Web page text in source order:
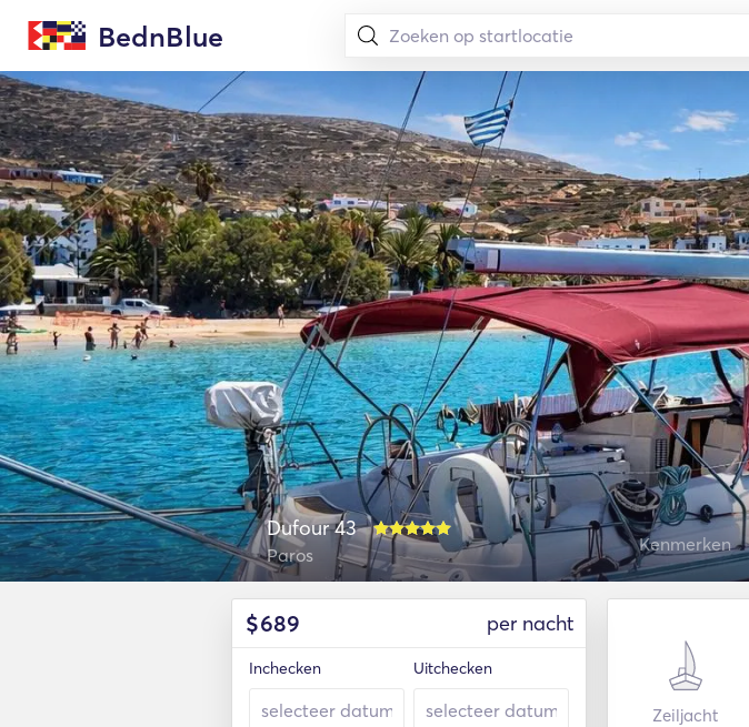
BednBlue
Dufour 43
Paros Kenmerken
$689 per nacht
Inchecken Uitchecken
Zeiljacht